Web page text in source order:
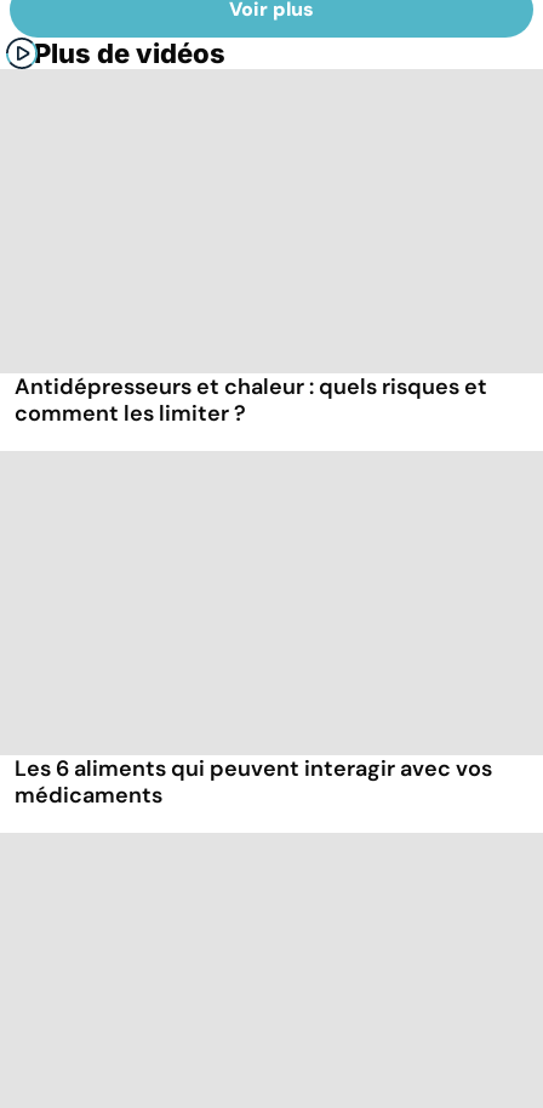
Voir plus
Plus de vidéos
Antidépresseurs et chaleur : quels risques et
comment les limiter ?
Les 6 aliments qui peuvent interagir avec vos
médicaments